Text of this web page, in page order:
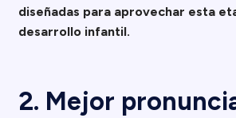
diseñadas para aprovechar esta
desarrollo infantil.
2. Mejor